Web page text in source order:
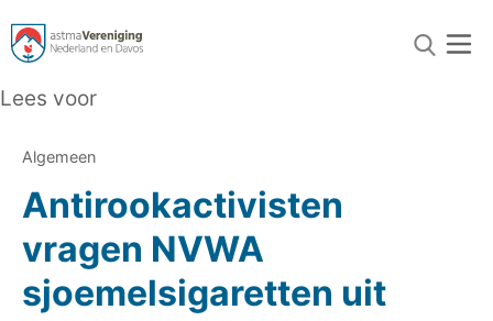
Lees voor
Algemeen
Antirookactivisten
vragen NVWA
sjoemelsigaretten uit